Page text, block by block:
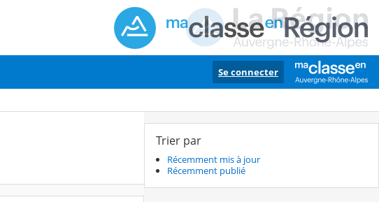
Se connecter
Trier par
Récemment mis à jour
Récemment publié